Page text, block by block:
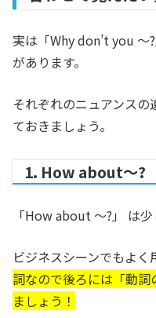
実は「Why don’t you ～
があります。
それぞれのニュアンス
ておきましょう。
1. How about〜?
「How about ～?」 は
ビジネスシーンでもよく
詞なので後ろには 「動
ましょう！